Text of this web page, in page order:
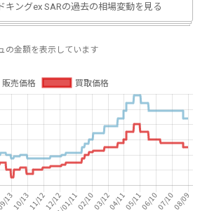
ングex SARの過去の相場変動を見る
の金額を表示しています